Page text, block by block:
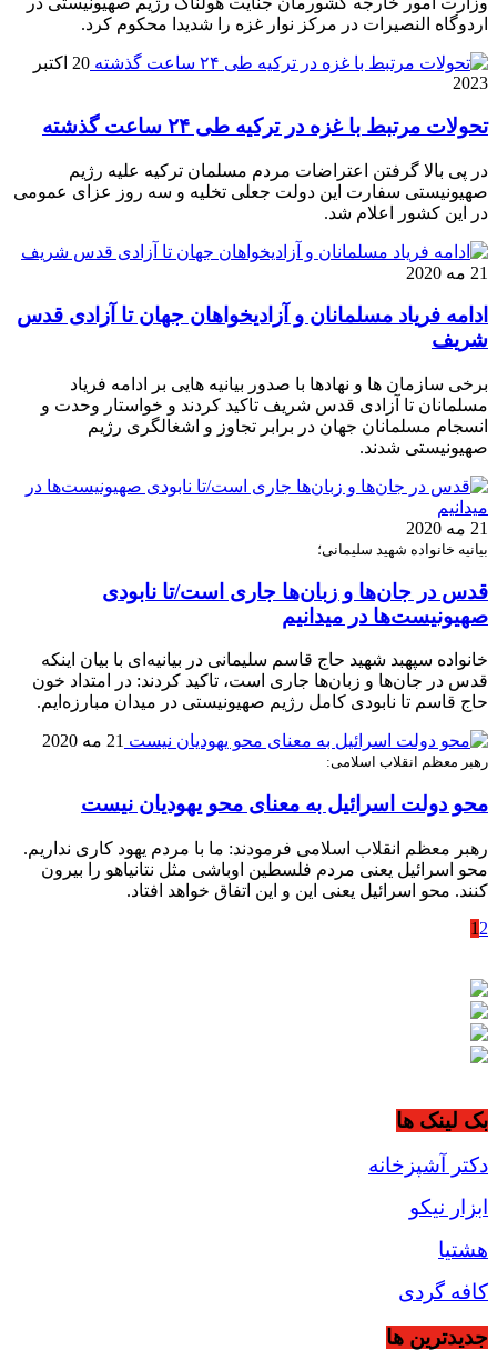
اردوگاه النصیرات در مرکز نوار غزه را شدیدا محکوم کرد.
20 اکتبر
2023
تحولات مرتبط با غزه در ترکیه طی ۲۴ ساعت گذشته
در پی بالا گرفتن اعتراضات مردم مسلمان ترکیه علیه رژیم
صهیونیستی سفارت این دولت جعلی تخلیه و سه روز عزای عمومی
در این کشور اعلام شد.
21 مه 2020
ادامه فریاد مسلمانان و آزادیخواهان جهان تا آزادی قدس
شریف
برخی سازمان ها و نهادها با صدور بیانیه هایی بر ادامه فریاد
مسلمانان تا آزادی قدس شریف تاکید کردند و خواستار وحدت و
انسجام مسلمانان جهان در برابر تجاوز و اشغالگری رژیم
صهیونیستی شدند.
21 مه 2020
بیانیه خانواده شهید سلیمانی؛
قدس در جان‌ها و زبان‌ها جاری است/تا نابودی
صهیونیست‌ها در میدانیم
خانواده سپهبد شهید حاج قاسم سلیمانی در بیانیه‌ای با بیان اینکه
قدس در جان‌ها و زبان‌ها جاری است، تاکید کردند: در امتداد خون
حاج قاسم تا نابودی کامل رژیم صهیونیستی در میدان مبارزه‌ایم.
21 مه 2020
رهبر معظم انقلاب اسلامی:
محو دولت اسرائیل به معنای محو یهودیان نیست
رهبر معظم انقلاب اسلامی فرمودند: ما با مردم یهود کاری نداریم.
محو اسرائیل یعنی مردم فلسطین اوباشی مثل نتانیاهو را بیرون
کنند. محو اسرائیل یعنی این و این اتفاق خواهد افتاد.
1 2
بک لینک ها
دکتر آشپزخانه
ابزار نیکو
هشتیا
کافه گردی
جديدترين ها